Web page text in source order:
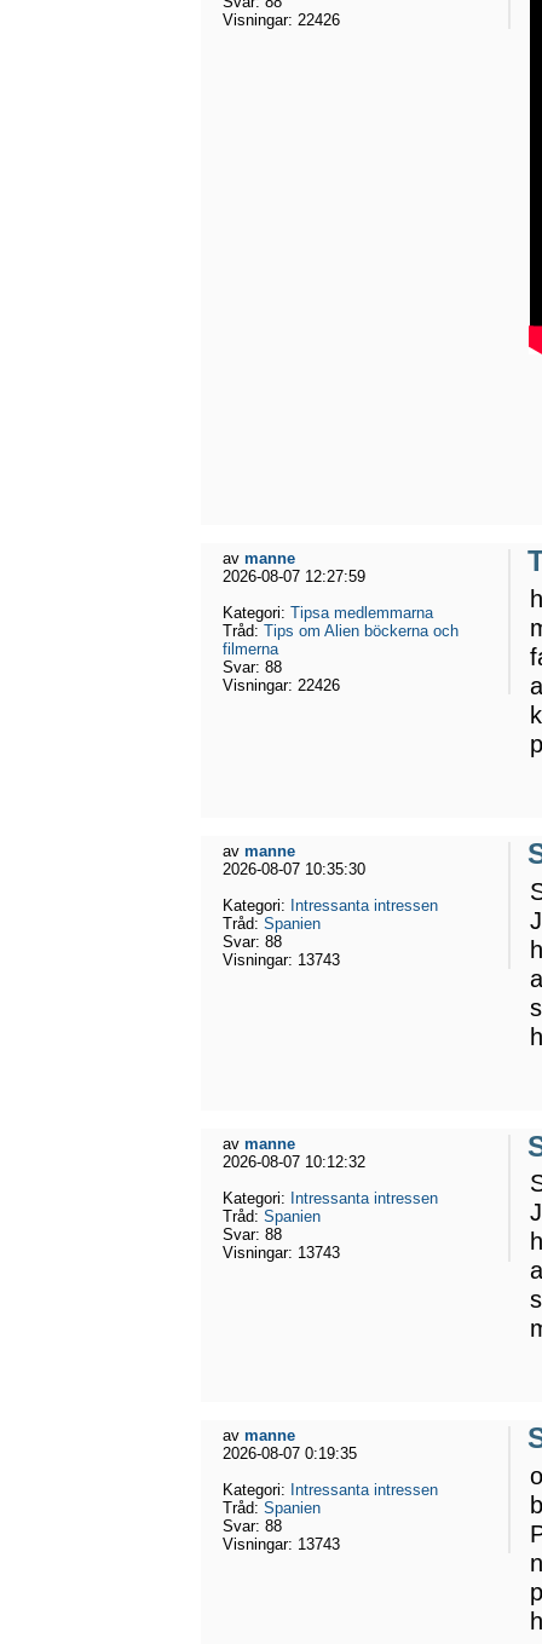
Visningar: 22426
av manne
2026-08-07 12:27:59
Kategori: Tipsa medlemmarna
Tråd: Tips om Alien böckerna och
filmerna
Svar: 88
Visningar: 22426
av manne
2026-08-07 10:35:30
Kategori: Intressanta intressen
Tråd: Spanien
Svar: 88
Visningar: 13743
av manne
2026-08-07 10:12:32
Kategori: Intressanta intressen
Tråd: Spanien
Svar: 88
Visningar: 13743
av manne
2026-08-07 0:19:35
Kategori: Intressanta intressen
Tråd: Spanien
Svar: 88
Visningar: 13743